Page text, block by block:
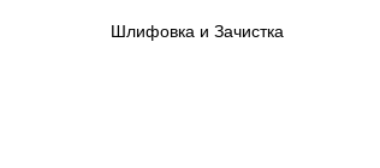
Шлифовка и Зачистка